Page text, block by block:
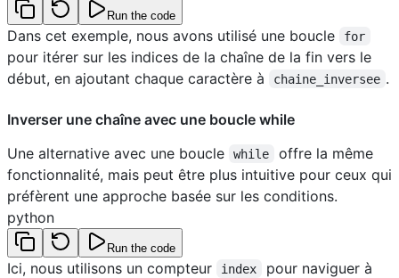
Run the code
Dans cet exemple, nous avons utilisé une boucle for
pour itérer sur les indices de la chaîne de la fin vers le
début, en ajoutant chaque caractère à
chaine_inversee .
Inverser une chaîne avec une boucle while
Une alternative avec une boucle
while
offre la même
fonctionnalité, mais peut être plus intuitive pour ceux qui
préfèrent une approche basée sur les conditions.
python
Run the code
Ici, nous utilisons un compteur index
pour naviguer à